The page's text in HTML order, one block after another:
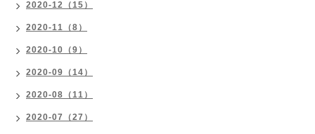
2020-12（15）
2020-11（8）
2020-10（9）
2020-09（14）
2020-08（11）
2020-07（27）